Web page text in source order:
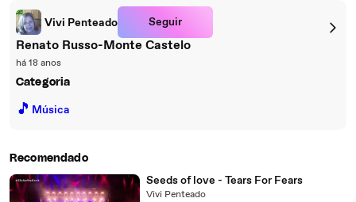
Vivi Penteado Seguir
Renato Russo-Monte Castelo
há 18 anos
Categoria
🎵 Música
Recomendado
Seeds of love - Tears For Fears
Vivi Penteado